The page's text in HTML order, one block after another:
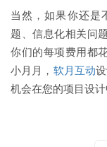
当然，如果你还是
题、信息化相关问
你们的每项费用都
小月月， 软月互动
机会在您的项目设计